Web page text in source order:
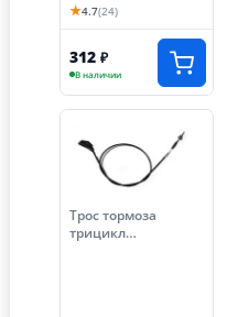
★4.7(24)
312 ₽
В наличии
Трос тормоза
трицикл